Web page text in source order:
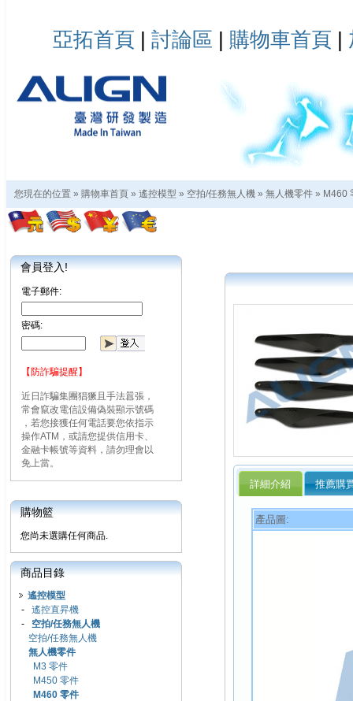
亞拓首頁 | 討論區 | 購物車首頁 |
您現在的位置 » 購物車首頁 » 遙控模型 » 空拍/任務無人機 » 無人機零件 » M460
會員登入!
電子郵件:
密碼:
【防詐騙提醒】
近日詐騙集團猖獗且手法囂張，
常會竄改電信設備偽裝顯示號碼
，若您接獲任何電話要您依指示
操作ATM，或請您提供信用卡、
金融卡帳號等資料，請勿理會以
免上當。
購物籃
您尚未選購任何商品.
商品目錄
遙控模型
- 遙控直昇機
- 空拍/任務無人機
空拍/任務無人機
無人機零件
M3 零件
M450 零件
M460 零件
詳細介紹 推薦購
產品圖: